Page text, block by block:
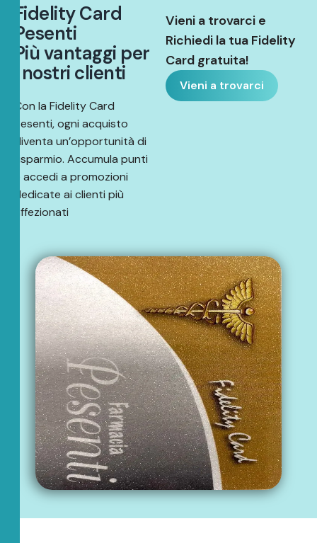
FidelityCard
Pesenti
Piùvantaggi per
nostri clienti
Con la Fidelity Card
Pesenti, ogni acquisto
diventa un’opportunità di
risparmio. Accumula punti
e accedi a promozioni
dedicate ai clienti più
affezionati
Vieni a trovarci e
Richiedi la tua Fidelity
Card gratuita!
Vieni a trovarci